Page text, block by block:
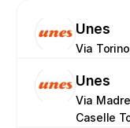
Unes
Via
Unes
Via
Caselle